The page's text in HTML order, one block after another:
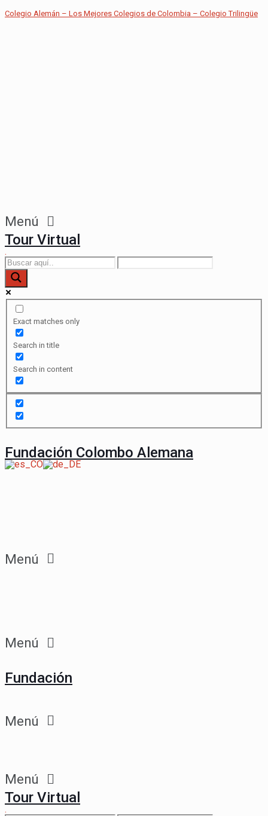
Colegio Alemán – Los Mejores Colegios de Colombia – Colegio Trilingüe
Menú
Tour Virtual
.
Exact matches only
Search in title
Search in content
Fundación Colombo Alemana
Menú
Menú
Fundación
Menú
Menú
Tour Virtual
.